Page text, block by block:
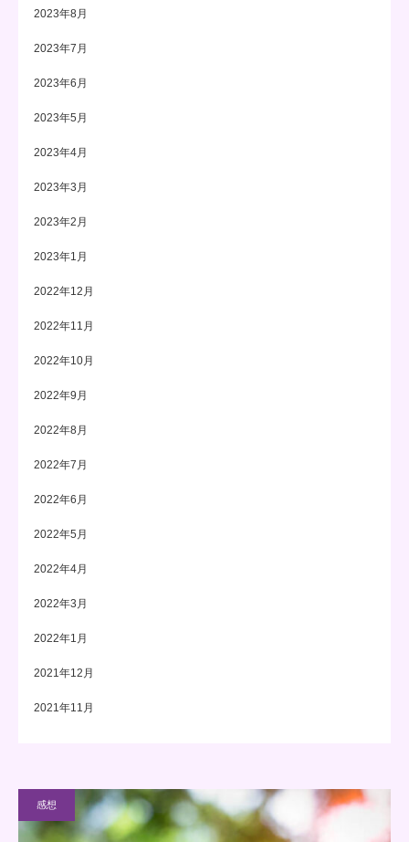
2023年8月
2023年7月
2023年6月
2023年5月
2023年4月
2023年3月
2023年2月
2023年1月
2022年12月
2022年11月
2022年10月
2022年9月
2022年8月
2022年7月
2022年6月
2022年5月
2022年4月
2022年3月
2022年1月
2021年12月
2021年11月
感想